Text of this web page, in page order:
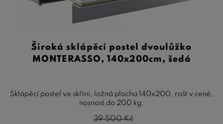
Široká sklápěcí postel dvoulůžko
MONTERASSO, 140x200cm, šedá
Sklápěcí postel ve skříni, ložná plocha 140x200, rošt v ceně,
nosnost do 200 kg.
39 500Kč